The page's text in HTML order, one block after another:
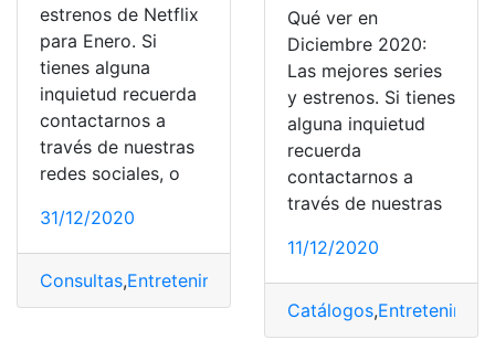
estrenos de Netflix
para Enero. Si
tienes alguna
inquietud recuerda
contactarnos a
través de nuestras
redes sociales, o
31/12/2020
Consultas,Entretenimiento Estrenos,Netflix,top2
Qué ver en
Diciembre 2020:
Las mejores series
y estrenos. Si tienes
alguna inquietud
recuerda
contactarnos a
través de nuestras
11/12/2020
Catálogos,